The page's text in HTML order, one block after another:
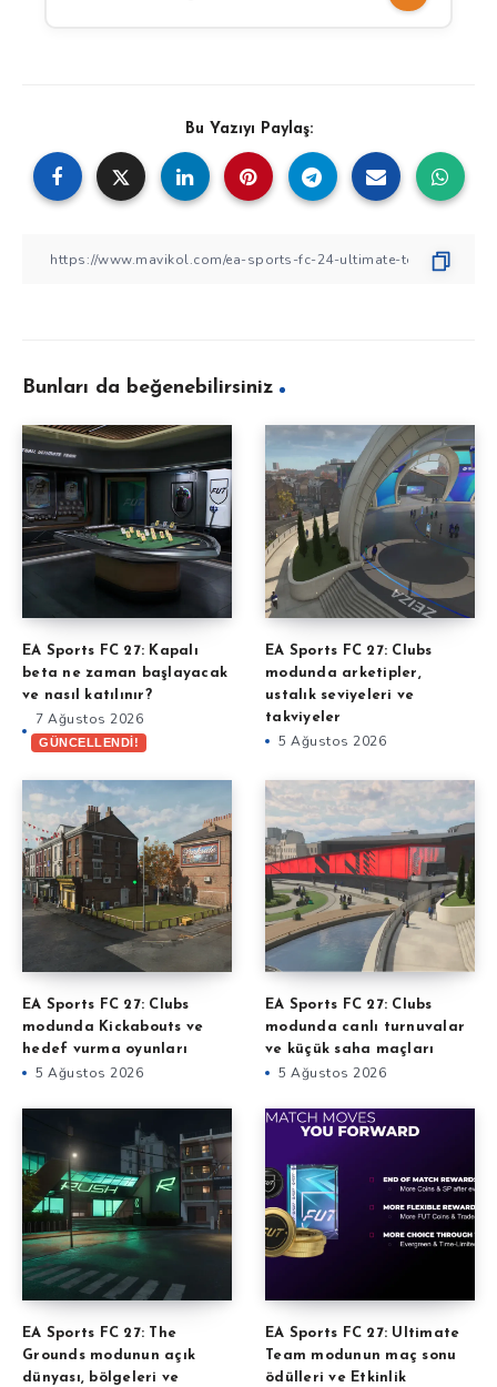
Bu Yazıyı Paylaş:
Bunları da beğenebilirsiniz
EA Sports FC 27: Kapalı
beta ne zaman başlayacak
ve nasıl katılınır?
7 Ağustos 2026
GÜNCELLENDİ!
EA Sports FC 27: Clubs
modunda arketipler,
ustalık seviyeleri ve
takviyeler
5 Ağustos 2026
EA Sports FC 27: Clubs
modunda Kickabouts ve
hedef vurma oyunları
5 Ağustos 2026
EA Sports FC 27: Clubs
modunda canlı turnuvalar
ve küçük saha maçları
5 Ağustos 2026
EA Sports FC 27: The
Grounds modunun açık
dünyası, bölgeleri ve
EA Sports FC 27: Ultimate
Team modunun maç sonu
ödülleri ve Etkinlik